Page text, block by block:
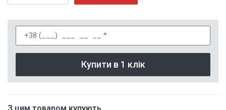
Купити в 1 клік